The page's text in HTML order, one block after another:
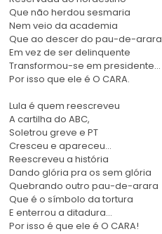
Que não herdou sesmaria
Nem veio da academia
Que ao descer do pau-de-arara
Em vez de ser delinquente
Transformou-se em presidente…
Por isso que ele é O CARA.
Lula é quem reescreveu
A cartilha do ABC,
Soletrou greve e PT
Cresceu e apareceu…
Reescreveu a história
Dando glória pra os sem glória
Quebrando outro pau-de-arara
Que é o símbolo da tortura
E enterrou a ditadura…
Por isso é que ele é O CARA!